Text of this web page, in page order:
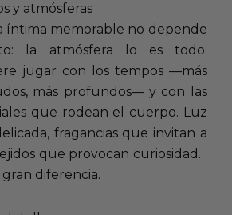
y atmósferas
íntima memorable no depende
la atmósfera lo es todo.
jugar con los tempos —más
más profundos— y con las
que rodean el cuerpo. Luz
fragancias que invitan a
que provocan curiosidad…
diferencia.